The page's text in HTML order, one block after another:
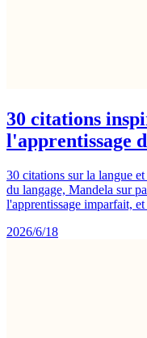
30 citations
l'apprentissage
30 citations sur la langue
du langage, Mandela sur
l'apprentissage imparfait,
2026/6/18